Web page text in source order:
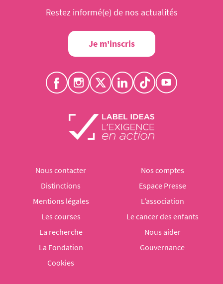
Restez informé(e) de nos actualités
Je m'inscris
Nous contacter
Nos comptes
Distinctions
Espace Presse
Mentions légales
L’association
Les courses
Le cancer des enfants
La recherche
Nous aider
La Fondation
Gouvernance
Cookies